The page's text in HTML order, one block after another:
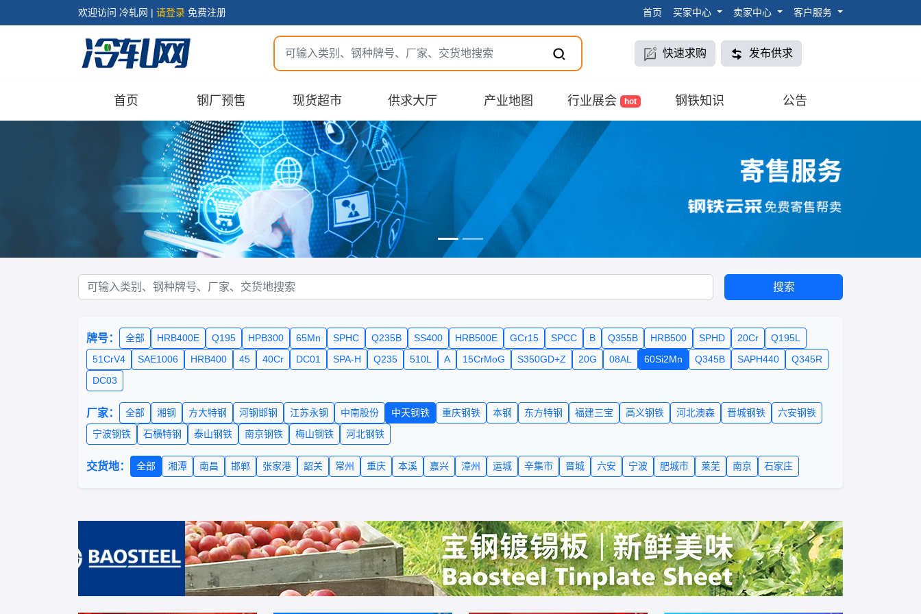
欢迎访问 冷轧网 | 请登录 免费注册 首页 买家中心 卖家中心 客户服务
快速求购 发布供求
首页 钢厂预售 现货超市 供求大厅 产业地图 行业展会 hot 钢铁知识 公告
搜索
牌号： 全部 HRB400E Q195 HPB300 65Mn SPHC Q235B SS400 HRB500E GCr15 SPCC B Q355B HRB500 SPHD 20Cr
Q195L
51CrV4
SAE1006 HRB400 45 40Cr DC01 SPA-H Q235 510L A 15CrMoG S350GD+Z 20G 08AL 60Si2Mn Q345B SAPH440
Q345R
DC03
厂家： 全部 湘钢 方大特钢 河钢邯钢 江苏永钢 中南股份 中天钢铁 重庆钢铁 本钢 东方特钢 福建三宝 高义钢铁 河北澳森 晋城钢铁
六安钢铁
宁波钢铁
石横特钢 泰山钢铁 南京钢铁 梅山钢铁 河北钢铁
交货地： 全部 湘潭 南昌 邯郸 张家港 韶关 常州 重庆 本溪 嘉兴 漳州 运城 辛集市 晋城 六安 宁波 肥城市 莱芜 南京 石家庄